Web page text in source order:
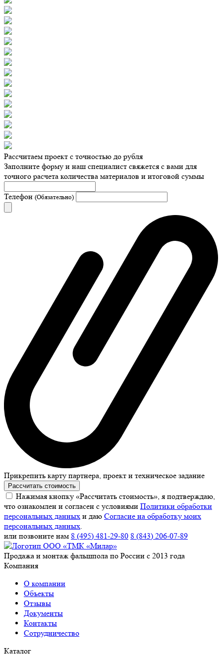
Рассчитаем проект с точностью до рубля
Заполните форму и наш специалист свяжется с вами для
точного расчета количества материалов и итоговой суммы
Телефон (Обязательно)
Прикрепить карту партнера, проект и техническое задание
Рассчитать стоимость
Нажимая кнопку «Рассчитать стоимость», я подтверждаю,
что ознакомлен и согласен с условиями Политики обработки
персональных данных и даю Согласие на обработку моих
персональных данных.
или позвоните нам 8 (495) 481-29-80 8 (843) 206-07-89
Продажа и монтаж фальшпола по России с 2013 года
Компания
О компании
Объекты
Отзывы
Документы
Контакты
Сотрудничество
Каталог